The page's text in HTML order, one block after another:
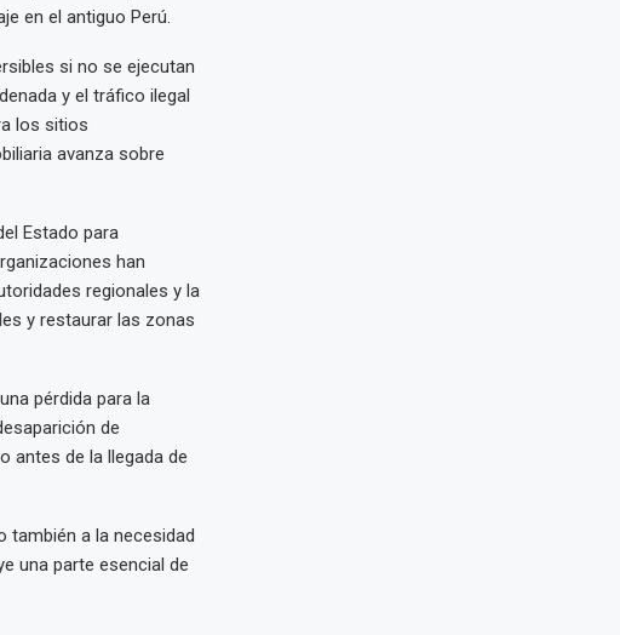
en el antiguo Perú.
si no se ejecutan
y el tráfico ilegal
los sitios
avanza sobre
Estado para
han
regionales y la
y restaurar las zonas
pérdida para la
de
antes de la llegada de
también a la necesidad
una parte esencial de